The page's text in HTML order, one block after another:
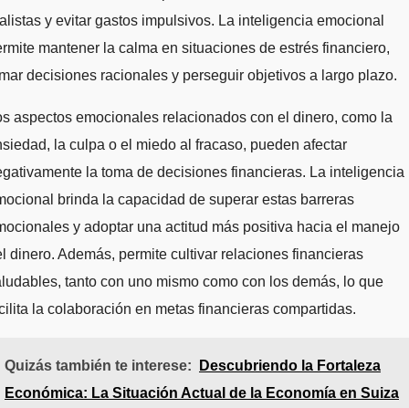
y evitar gastos impulsivos. La inteligencia emocional
mantener la calma en situaciones de estrés financiero,
decisiones racionales y perseguir objetivos a largo plazo.
aspectos emocionales relacionados con el dinero, como la
la culpa o el miedo al fracaso, pueden afectar
la toma de decisiones financieras. La inteligencia
brinda la capacidad de superar estas barreras
y adoptar una actitud más positiva hacia el manejo
dinero. Además, permite cultivar relaciones financieras
tanto con uno mismo como con los demás, lo que
la colaboración en metas financieras compartidas.
Quizás también te interese:
Descubriendo la Fortaleza
Económica: La Situación Actual de la Economía en Suiza